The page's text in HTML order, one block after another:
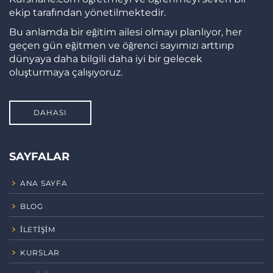
ekip tarafından yönetilmektedir.
Bu anlamda bir eğitim ailesi olmayı planlıyor, her
geçen gün eğitmen ve öğrenci sayımızı arttırıp
dünyaya daha bilgili daha iyi bir gelecek
oluşturmaya çalışıyoruz.
DAHASI
SAYFALAR
ANA SAYFA
BLOG
İLETIŞIM
KURSLAR